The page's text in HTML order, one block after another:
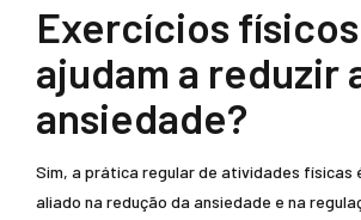
Exercícios físicos
ajudam a reduzir
ansiedade?
Sim, a prática regular de atividades físicas
aliado na redução da ansiedade e na